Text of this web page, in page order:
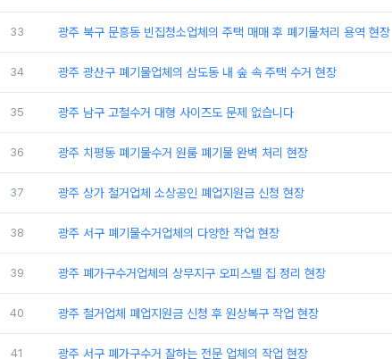
33 광주 북구 문흥동 빈집청소업체의 주택 매매 후 폐기물처리 용역 현장
34 광주 광산구 폐기물업체의 삼도동 내 숲 속 주택 수거 현장
35 광주 남구 고철수거 대형 사이즈도 문제 없습니다
36 광주 치평동 폐기물수거 원룸 폐기물 완벽 처리 현장
37 광주 상가 철거업체 소상공인 폐업지원금 신청 현장
38 광주 서구 폐기물수거업체의 다양한 작업 현장
39 광주 폐가구수거업체의 상무지구 오피스텔 집 정리 현장
40 광주 철거업체 폐업지원금 신청 후 원상복구 작업 현장
41 광주 서구 폐가구수거 잘하는 전문 업체의 작업 현장